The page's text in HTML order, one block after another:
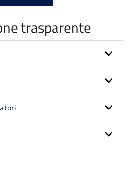
trasparente